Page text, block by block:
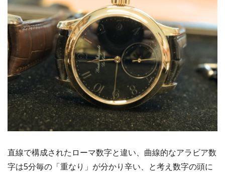
直線で構成されたローマ数字と違い、曲線的なアラビア数
字は5分毎の「重なり」が分かり辛い、と考え数字の頭に